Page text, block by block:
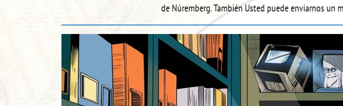
de Núremberg. También Usted puede enviarnos un